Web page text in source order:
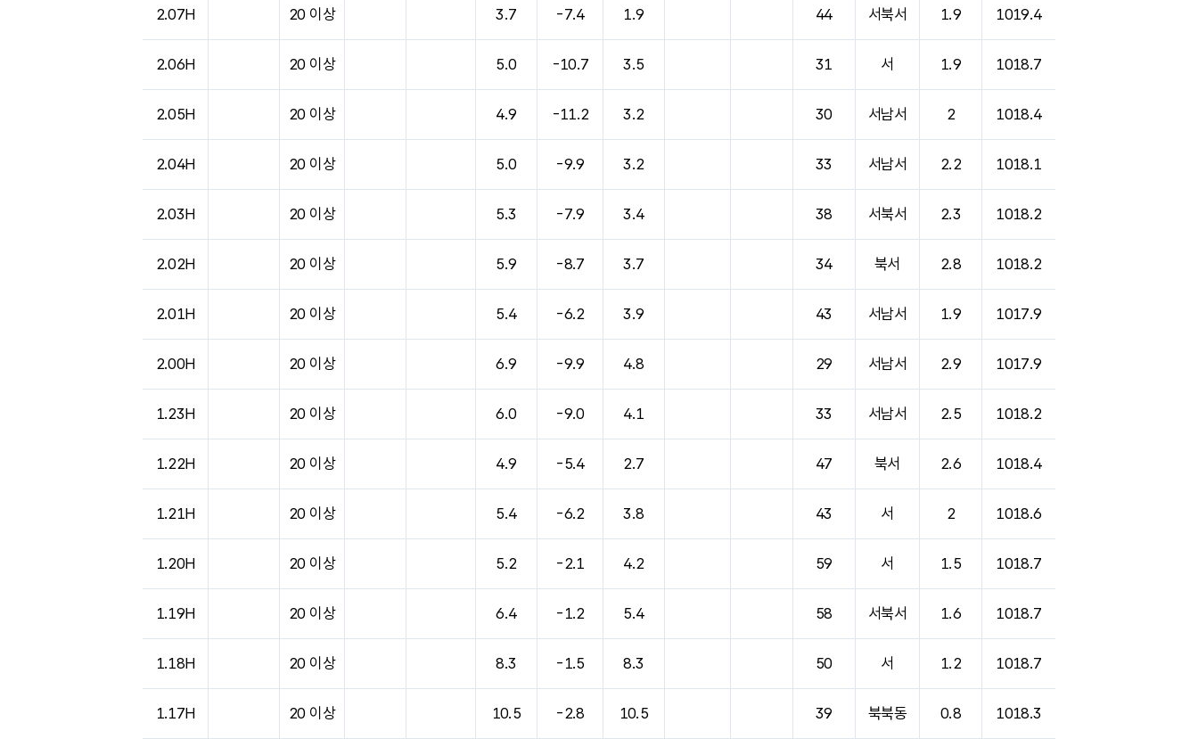
2.07H 20 이상 3.7 -7.4 1.9 44 서북서 1.9 1019.4
2.06H 20 이상 5.0 -10.7 3.5 31 서 1.9 1018.7
2.05H 20 이상 4.9 -11.2 3.2 30 서남서 2 1018.4
2.04H 20 이상 5.0 -9.9 3.2 33 서남서 2.2 1018.1
2.03H 20 이상 5.3 -7.9 3.4 38 서북서 2.3 1018.2
2.02H 20 이상 5.9 -8.7 3.7 34 북서 2.8 1018.2
2.01H 20 이상 5.4 -6.2 3.9 43 서남서 1.9 1017.9
2.00H 20 이상 6.9 -9.9 4.8 29 서남서 2.9 1017.9
1.23H 20 이상 6.0 -9.0 4.1 33 서남서 2.5 1018.2
1.22H 20 이상 4.9 -5.4 2.7 47 북서 2.6 1018.4
1.21H 20 이상 5.4 -6.2 3.8 43 서 2 1018.6
1.20H 20 이상 5.2 -2.1 4.2 59 서 1.5 1018.7
1.19H 20 이상 6.4 -1.2 5.4 58 서북서 1.6 1018.7
1.18H 20 이상 8.3 -1.5 8.3 50 서 1.2 1018.7
1.17H 20 이상 10.5 -2.8 10.5 39 북북동 0.8 1018.3